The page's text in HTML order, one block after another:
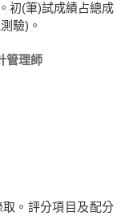
初(筆)試成績占總成
驗)。
管理師
。評分項目及配分